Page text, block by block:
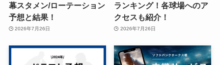
幕スタメン/ローテーション
予想と結果！
2026年7月26日
ランキング！各球場へのア
クセスも紹介！
2026年7月26日